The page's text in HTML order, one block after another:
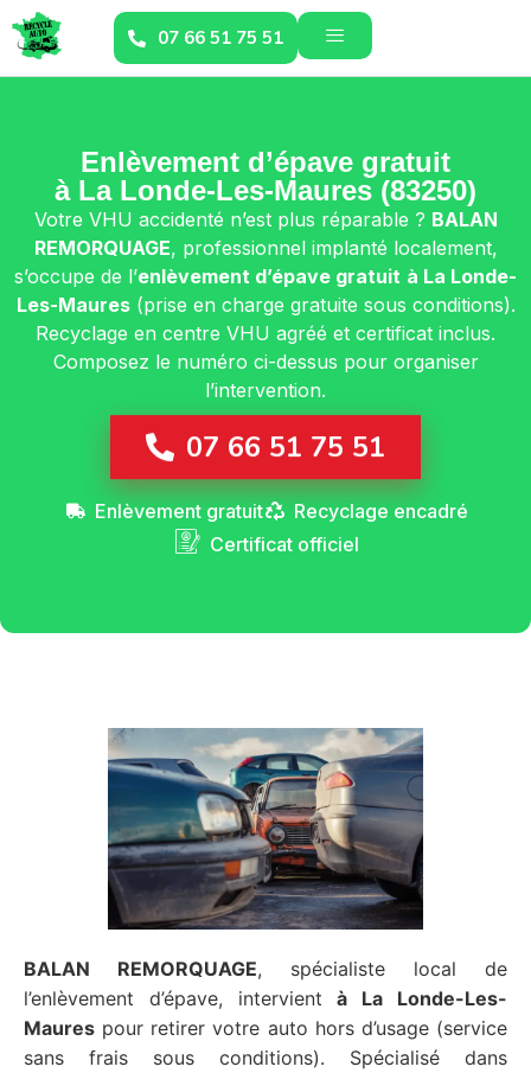
07 66 51 75 51
Enlèvement d’épave gratuit
à La Londe-Les-Maures (83250)
Votre VHU accidenté n’est plus réparable ? BALAN
REMORQUAGE, professionnel implanté localement,
s’occupe de l’enlèvement d’épave gratuit à La Londe-
Les-Maures(prise en charge gratuite sous conditions).
Recyclage en centre VHU agréé et certificat inclus.
Composez le numéro ci-dessus pour organiser
l’intervention.
07 66 51 75 51
Enlèvement gratuit
Recyclage encadré
Certificat officiel
BALAN REMORQUAGE, spécialiste local de
l’enlèvement d’épave, intervientà La Londe-Les-
Maures pour retirer votre auto hors d’usage (service
sans frais sous conditions). Spécialisé dans